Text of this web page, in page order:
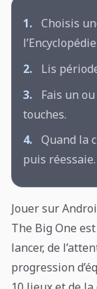
1.
Choisis
2.
Lis
3.
Fais un
touches.
4.
Quand la
puis réessaie.
Jouer sur
The Big One
lancer, de
progression